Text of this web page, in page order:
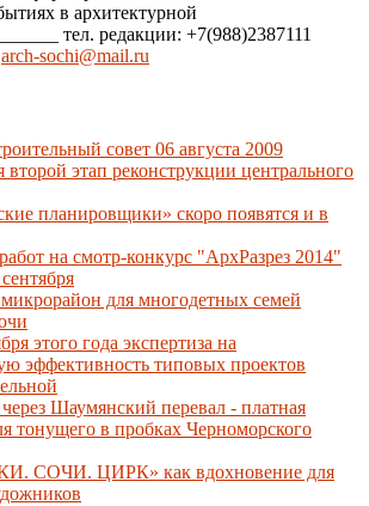
в архитектурной
тел. редакции: +7(988)2387111
arch-sochi@mail.ru
совет 06 августа 2009
второй этап реконструкции центрального
планировщики» скоро появятся и в
на смотр-конкурс "АрхРазрез 2014"
для многодетных семей
этого года экспертиза на
эффективность типовых проектов
Шаумянский перевал - платная
тонущего в пробках Черноморского
СОЧИ. ЦИРК» как вдохновение для